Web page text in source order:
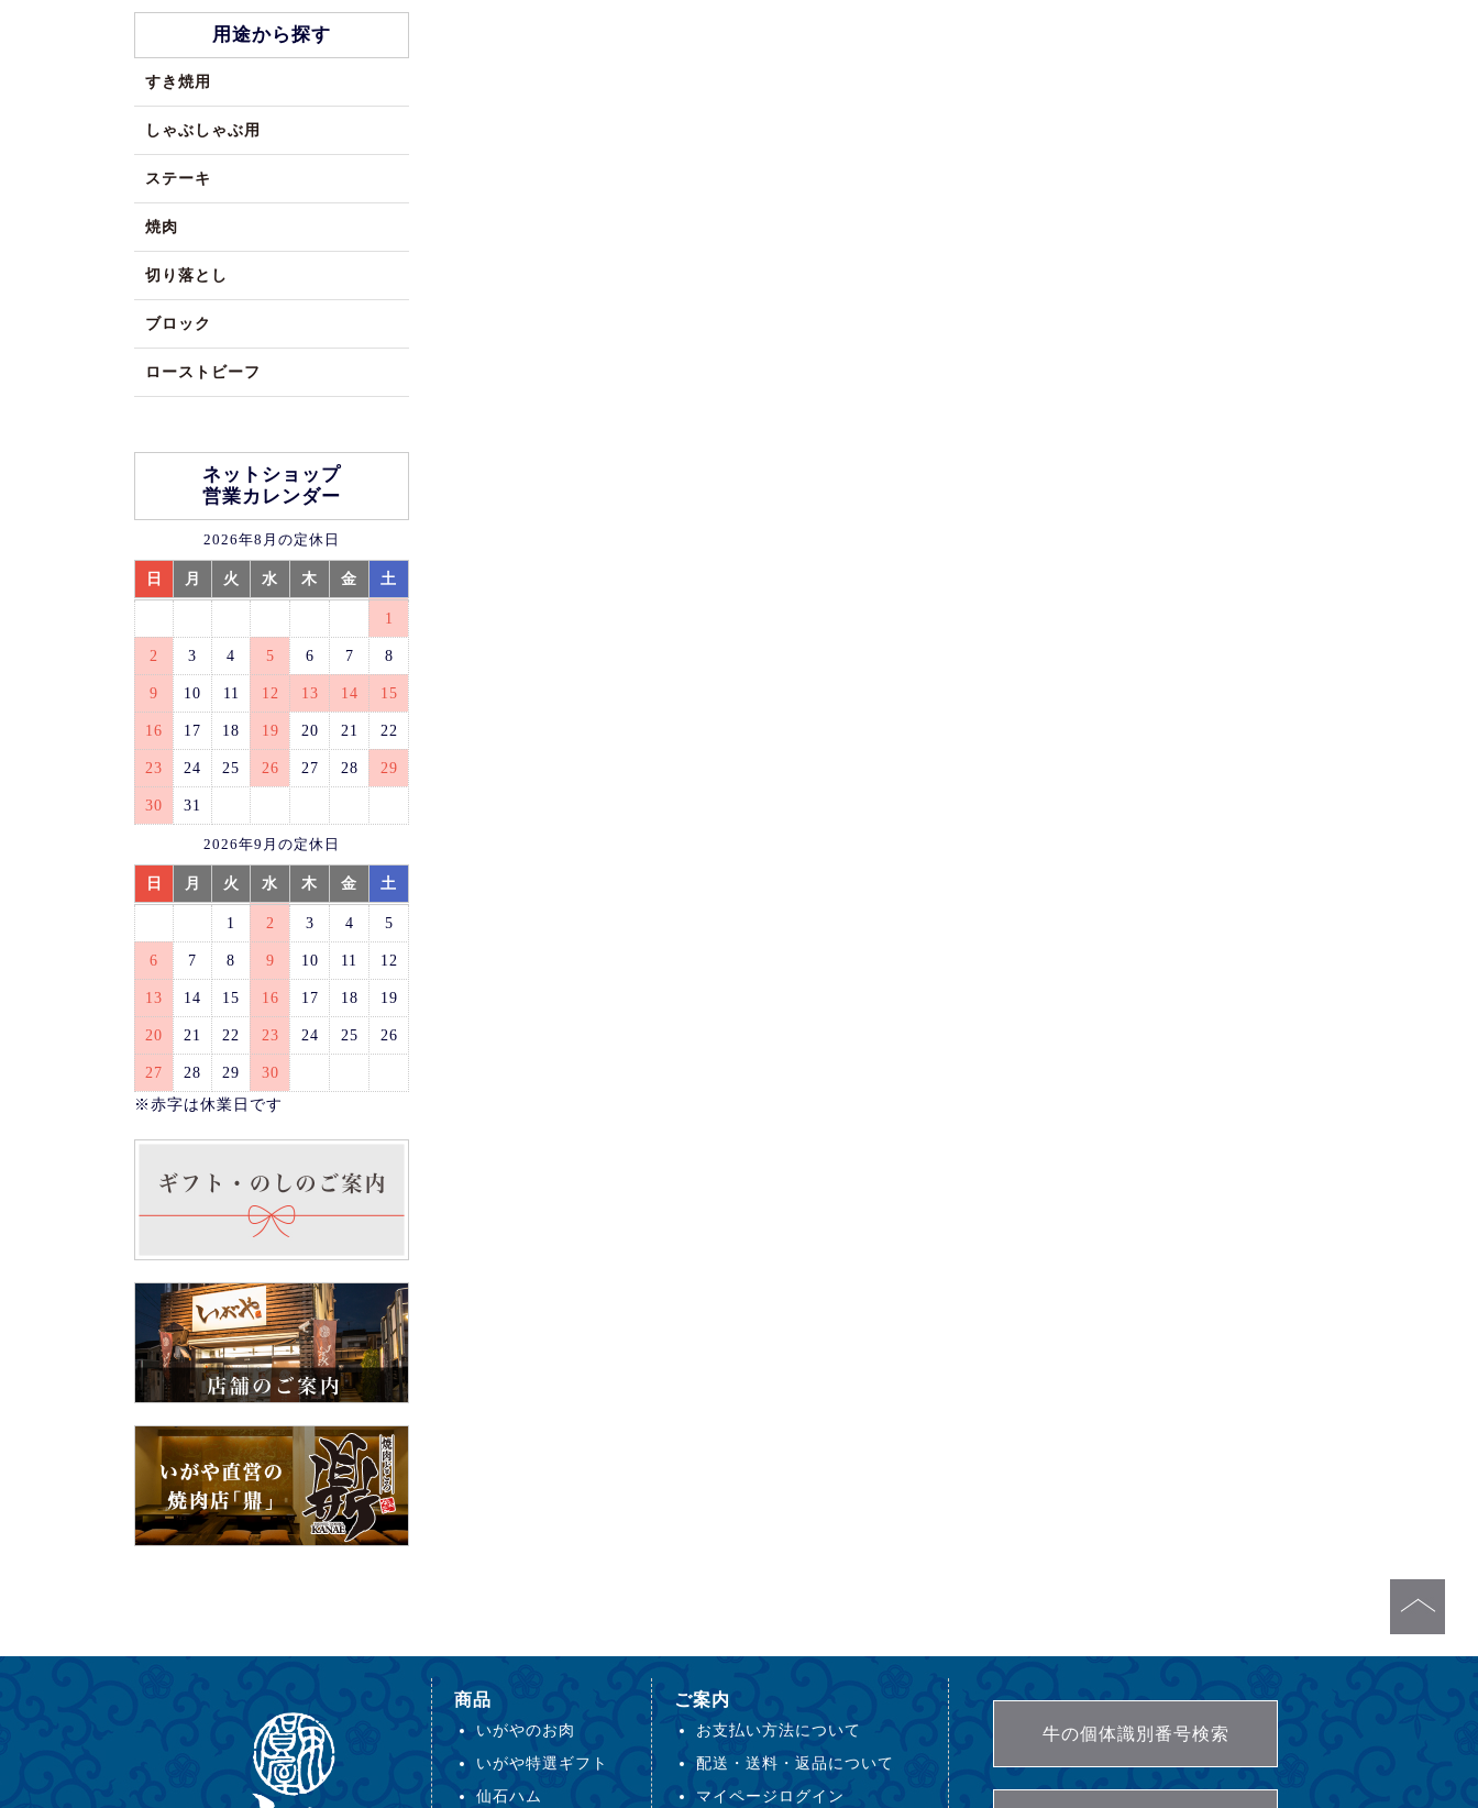
用途から探す
すき焼用
しゃぶしゃぶ用
ステーキ
焼肉
切り落とし
ブロック
ローストビーフ
ネットショップ
営業カレンダー
2026年8月の定休日
日 月 火 水 木 金 土
1
2 3 4 5 6 7 8
9 10 11 12 13 14 15
16 17 18 19 20 21 22
23 24 25 26 27 28 29
30 31
2026年9月の定休日
日 月 火 水 木 金 土
1 2 3 4 5
6 7 8 9 10 11 12
13 14 15 16 17 18 19
20 21 22 23 24 25 26
27 28 29
30
※赤字は休業日です
商品
いがやのお肉
いがや特選ギフト
仙石ハム
ご案内
お支払い方法について
配送・送料・返品について
マイページログイン
牛の個体識別番号検索